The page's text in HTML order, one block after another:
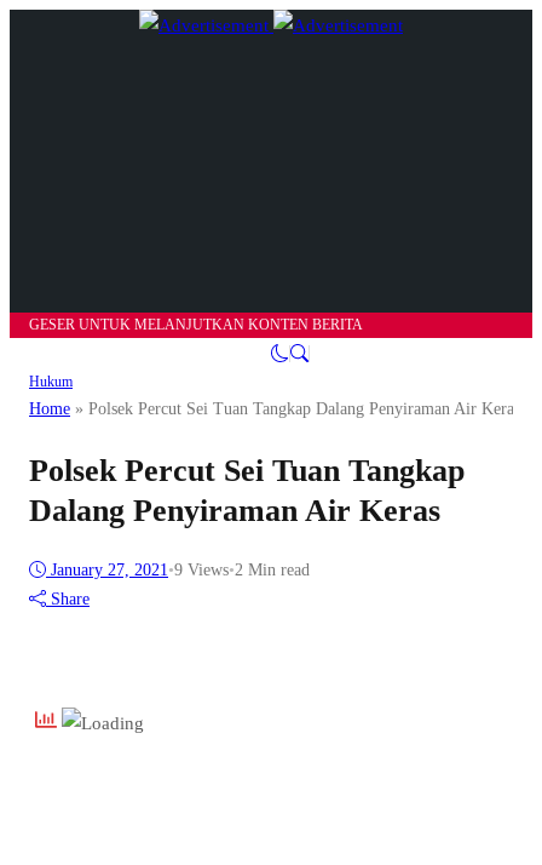
GESER UNTUK MELANJUTKAN KONTEN BERITA
Hukum
Home » Polsek Percut Sei Tuan Tangkap Dalang Penyiraman Air Keras
Polsek Percut Sei Tuan Tangkap
Dalang Penyiraman Air Keras
January 27, 2021•9 Views•2 Min read
Share